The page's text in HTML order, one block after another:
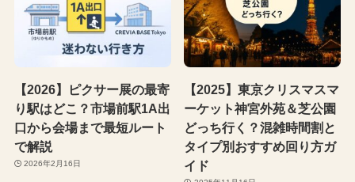
【2026】ピクサー展の最寄
り駅はどこ？市場前駅1A出
口から会場まで最短ルート
で解説
2026年2月16日
【2025】東京クリスマスマ
ーケット神宮外苑＆芝公園
どっち行く？混雑時間割と
タイプ別おすすめ回り方ガ
イド